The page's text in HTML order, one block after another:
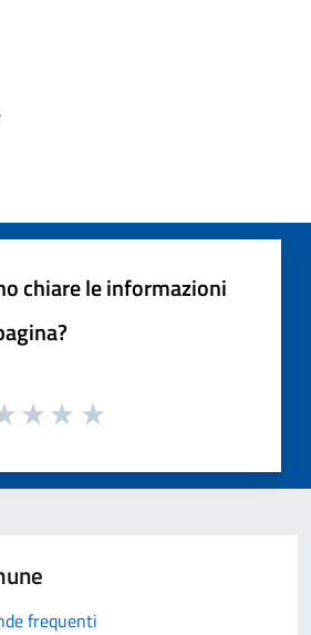
chiare le informazioni
frequenti